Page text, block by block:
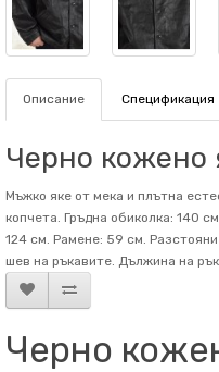
Описание Спецификация
Черно кожено
Мъжко яке от мека и плътна
копчета. Гръдна обиколка: 140
124 см. Рамене: 59 см.
шев на ръкавите. Дължина на
Черно